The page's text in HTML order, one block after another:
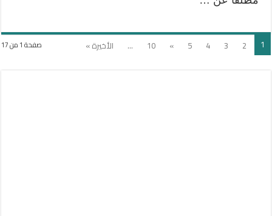
صفحة 1 من 17 1
2
3
4
5
»
10
... الأخيرة »